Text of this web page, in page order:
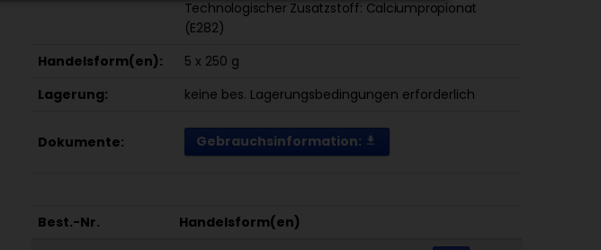
Technologischer Zusatzstoff: Calciumpropionat
(E282)
Handelsform(en):
5 x 250 g
Lagerung:
keine bes. Lagerungsbedingungen erforderlich
Dokumente: Gebrauchsinformation: get_app
Best.-Nr. Handelsform(en)